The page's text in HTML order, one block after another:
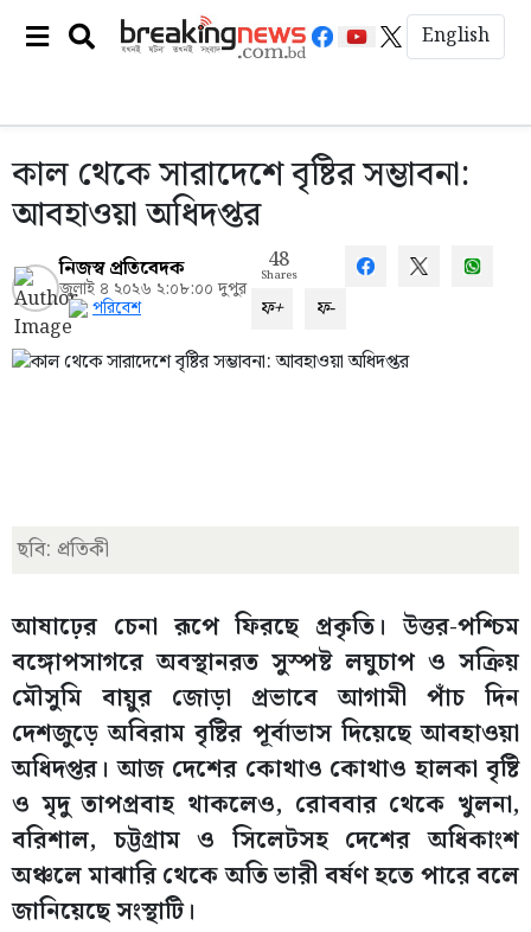
English
কাল থেকে সারাদেশে বৃষ্টির সম্ভাবনা:
আবহাওয়া অধিদপ্তর
নিজস্ব প্রতিবেদক
জুলাই ৪ ২০২৬ ২:০৮:০০ দুপুর
পরিবেশ
48
Shares
ফ+ ফ-
ছবি: প্রতিকী
আষাঢ়ের চেনা রূপে ফিরছে প্রকৃতি। উত্তর-পশ্চিম
বঙ্গোপসাগরে অবস্থানরত সুস্পষ্ট লঘুচাপ ও সক্রিয়
মৌসুমি বায়ুর জোড়া প্রভাবে আগামী পাঁচ দিন
দেশজুড়ে অবিরাম বৃষ্টির পূর্বাভাস দিয়েছে আবহাওয়া
অধিদপ্তর। আজ দেশের কোথাও কোথাও হালকা বৃষ্টি
ও মৃদু তাপপ্রবাহ থাকলেও, রোববার থেকে খুলনা,
বরিশাল, চট্টগ্রাম ও সিলেটসহ দেশের অধিকাংশ
অঞ্চলে মাঝারি থেকে অতি ভারী বর্ষণ হতে পারে বলে
জানিয়েছে সংস্থাটি।